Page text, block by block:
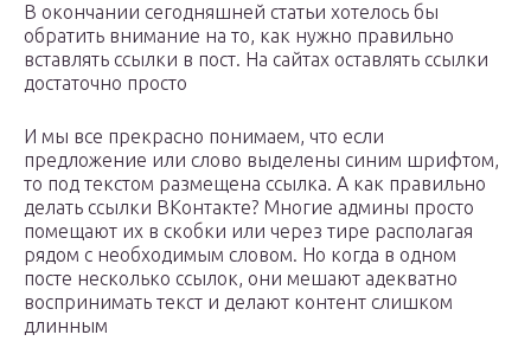
В окончании сегодняшней статьи хотелось бы
обратить внимание на то, как нужно правильно
вставлять ссылки в пост. На сайтах оставлять ссылки
достаточно просто
И мы все прекрасно понимаем, что если
предложение или слово выделены синим шрифтом,
то под текстом размещена ссылка. А как правильно
делать ссылки ВКонтакте? Многие админы просто
помещают их в скобки или через тире располагая
рядом с необходимым словом. Но когда в одном
посте несколько ссылок, они мешают адекватно
воспринимать текст и делают контент слишком
длинным